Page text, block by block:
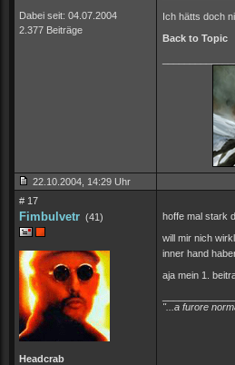
Dabei seit: 04.07.2004
2.377 Beiträge
Ich hätts doch
Back to Topic
22.10.2004, 14:29 Uhr
# 17
Fimbulvetr (41)
Headcrab
hoffe mal stark
will mir nich
inner hand
aja mein 1.
"...a furore